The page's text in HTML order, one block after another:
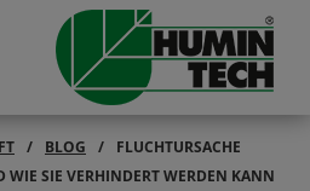
BLOG
FLUCHTURSACHE
SIE VERHINDERT WERDEN KANN